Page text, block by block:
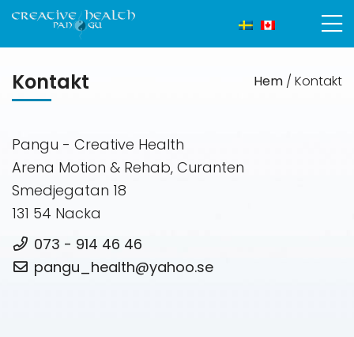
Kontakt Hem / Kontakt
Pangu - Creative Health
Arena Motion & Rehab, Curanten
Smedjegatan 18
131 54 Nacka
073 - 914 46 46
pangu_health@yahoo.se